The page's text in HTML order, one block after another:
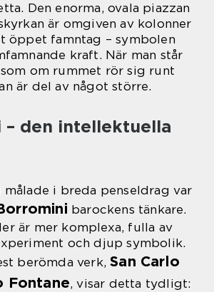
Den enorma, ovala piazzan
är omgiven av kolonner
öppet famntag – symbolen
kraft. När man står
om rummet rör sig runt
är del av något större.
– den intellektuella
målade i breda penseldrag var
barockens tänkare.
är mer komplexa, fulla av
och djup symbolik.
berömda verk,San Carlo
Fontane, visar detta tydligt: